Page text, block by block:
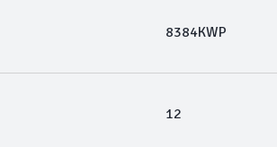
8384KWP
12